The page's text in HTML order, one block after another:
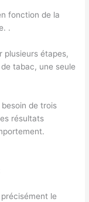
fonction de la
.
plusieurs étapes,
tabac, une seule
de trois
résultats
le